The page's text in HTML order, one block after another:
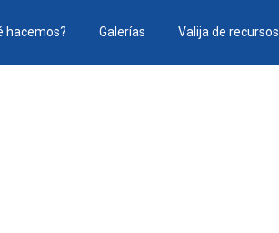
hacemos? Galerías Valija de recursos